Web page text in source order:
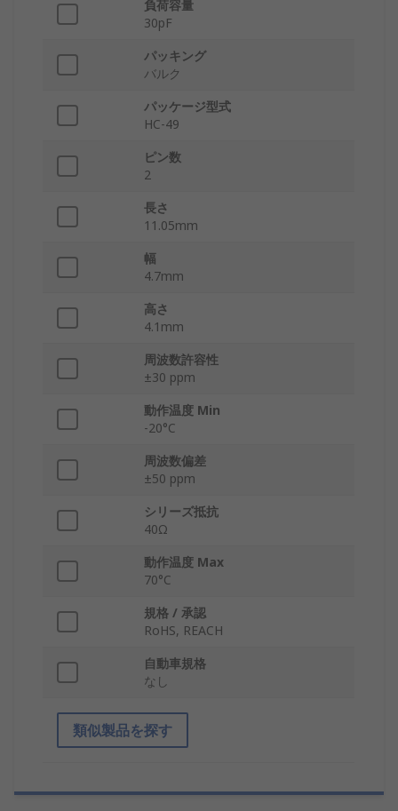
負荷容量
30pF
パッキング
バルク
パッケージ型式
HC-49
ピン数
2
長さ
11.05mm
幅
4.7mm
高さ
4.1mm
周波数許容性
±30 ppm
動作温度 Min
-20°C
周波数偏差
±50 ppm
シリーズ抵抗
40Ω
動作温度 Max
70°C
規格 / 承認
RoHS, REACH
自動車規格
なし
類似製品を探す